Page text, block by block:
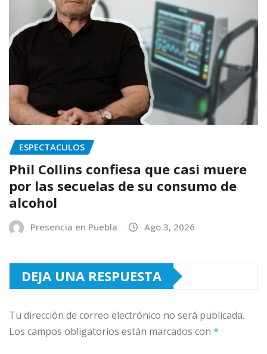
ESPECTACULOS
Phil Collins confiesa que casi muere
por las secuelas de su consumo de
alcohol
Presencia en Puebla Ago 3, 2026
DEJA UNA RESPUESTA
Tu dirección de correo electrónico no será publicada.
Los campos obligatorios están marcados con *